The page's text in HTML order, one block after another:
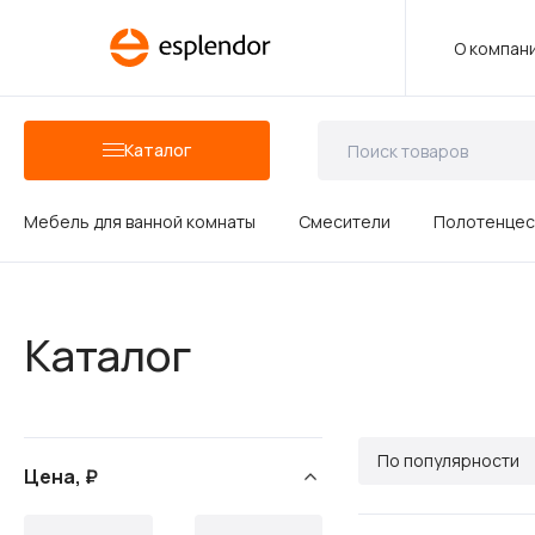
О
Каталог
Аксессуары для ванных комнат
Душевые аксессуары
Мебель для ванной комнаты Смесители
Каталог
Цена, ₽
По популярности